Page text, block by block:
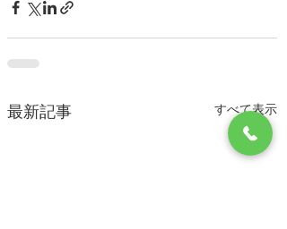
最新記事 すべて表示